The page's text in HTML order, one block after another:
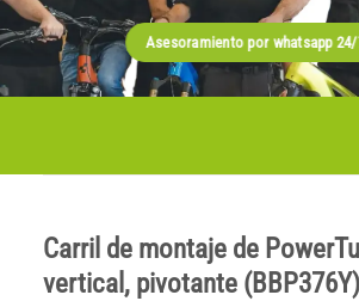
Asesoramiento por whatsapp
Carril de montaje de
vertical, pivotante (BBP376Y)